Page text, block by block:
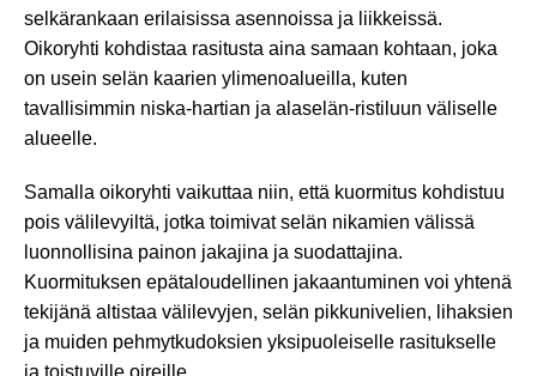
selkärankaan erilaisissa asennoissa ja liikkeissä.
Oikoryhti kohdistaa rasitusta aina samaan kohtaan, joka
on usein selän kaarien ylimenoalueilla, kuten
tavallisimmin niska-hartian ja alaselän-ristiluun väliselle
alueelle.
Samalla oikoryhti vaikuttaa niin, että kuormitus kohdistuu
pois välilevyiltä, jotka toimivat selän nikamien välissä
luonnollisina painon jakajina ja suodattajina.
Kuormituksen epätaloudellinen jakaantuminen voi yhtenä
tekijänä altistaa välilevyjen, selän pikkunivelien, lihaksien
ja muiden pehmytkudoksien yksipuoleiselle rasitukselle
ja toistuville oireille.